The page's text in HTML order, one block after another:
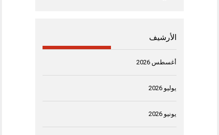
الأرشيف
أغسطس 2026
يوليو 2026
يونيو 2026